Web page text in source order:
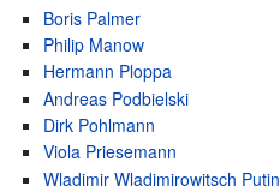
Boris Palmer
Philip Manow
Hermann Ploppa
Andreas Podbielski
Dirk Pohlmann
Viola Priesemann
Wladimir Wladimirowitsch Putin